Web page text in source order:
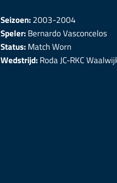
Seizoen:2003-2004
Speler:Bernardo Vasconcelos
Status:Match Worn
Wedstrijd:Roda JC-RKC